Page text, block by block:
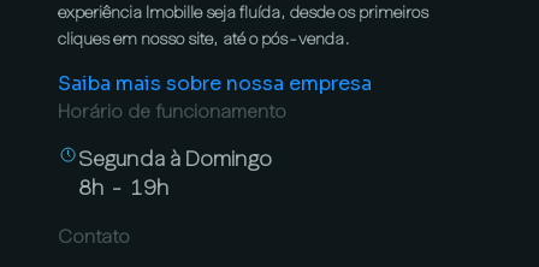
experiência Imobille seja fluída, desde os primeiros
cliques em nosso site, até o pós-venda.
Saiba mais sobre nossa empresa
Horário de funcionamento
Segunda à Domingo
8h - 19h
Contato